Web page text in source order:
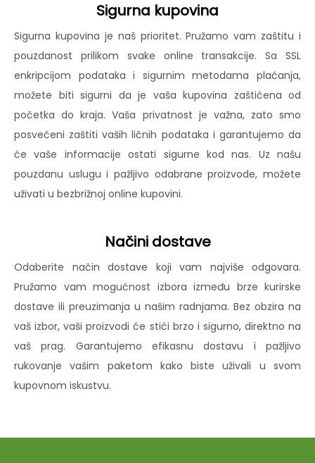
Sigurna kupovina
Sigurna kupovina je naš prioritet. Pružamo vam zaštitu i
pouzdanost prilikom svake online transakcije. Sa SSL
enkripcijom podataka i sigurnim metodama plaćanja,
možete biti sigurni da je vaša kupovina zaštićena od
početka do kraja. Vaša privatnost je važna, zato smo
posvećeni zaštiti vaših ličnih podataka i garantujemo da
će vaše informacije ostati sigurne kod nas. Uz našu
pouzdanu uslugu i pažljivo odabrane proizvode, možete
uživati u bezbrižnoj online kupovini.
Načini dostave
Odaberite način dostave koji vam najviše odgovara.
Pružamo vam mogućnost izbora između brze kurirske
dostave ili preuzimanja u našim radnjama. Bez obzira na
vaš izbor, vaši proizvodi će stići brzo i sigurno, direktno na
vaš prag. Garantujemo efikasnu dostavu i pažljivo
rukovanje vašim paketom kako biste uživali u svom
kupovnom iskustvu.